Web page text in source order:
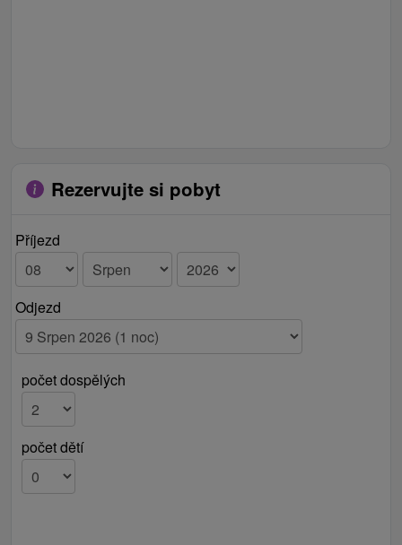
Rezervujte si pobyt
Příjezd
Odjezd
počet dospělých
počet dětí